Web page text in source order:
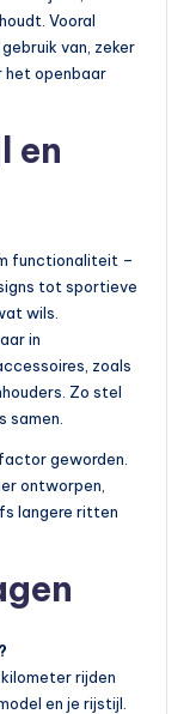
Vooral
van, zeker
het openbaar
en
functionaliteit –
tot sportieve
wils.
in
zoals
Zo stel
samen.
geworden.
ontworpen,
langere ritten
rijden
en je rijstijl.